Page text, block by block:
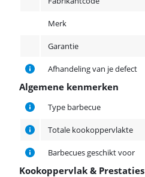
Merk
Garantie
Afhandeling van je defect
Algemene kenmerken
Algemene kenmerken
Type barbecue
Totale kookoppervlakte
Barbecues geschikt voor
Kookoppervlak & Prestaties